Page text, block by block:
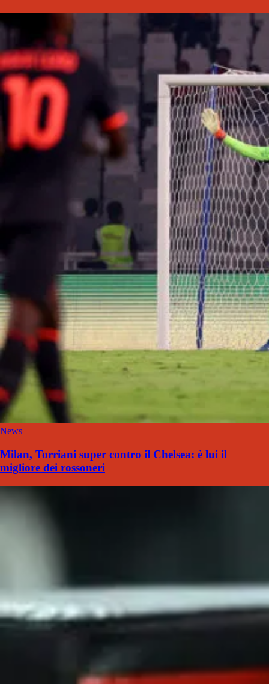
News
Milan, Torriani super contro il Chelsea: è lui il
migliore dei rossoneri